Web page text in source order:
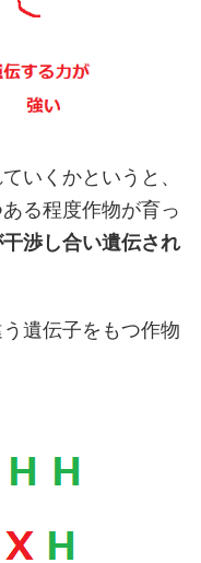
いくかというと、
る程度作物が育っ
渉し合い遺伝され
遺伝子をもつ作物